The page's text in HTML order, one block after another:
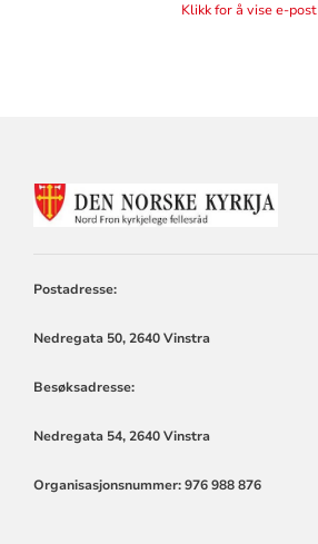
Klikk for å vise e-post
Postadresse:
Nedregata 50, 2640 Vinstra
Besøksadresse:
Nedregata 54, 2640 Vinstra
Organisasjonsnummer: 976 988 876